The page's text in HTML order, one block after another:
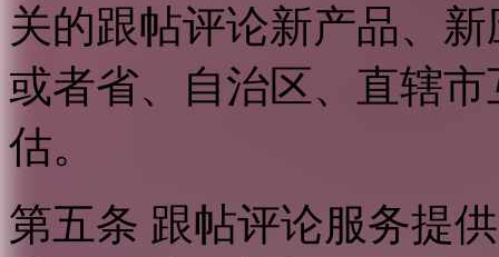
关的跟帖评论新产品、
或者省、自治区、直辖
估。
第五条 跟帖评论服务提